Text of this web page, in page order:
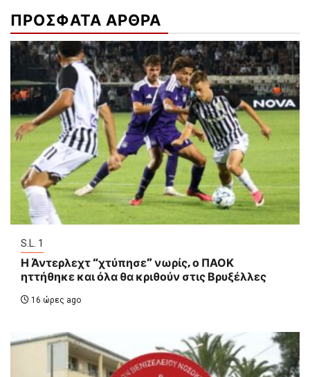
ΠΡΟΣΦΑΤΑ ΑΡΘΡΑ
S.L. 1
Η Άντερλεχτ “χτύπησε” νωρίς, ο ΠΑΟΚ
ηττήθηκε και όλα θα κριθούν στις Βρυξέλλες
16 ώρες ago